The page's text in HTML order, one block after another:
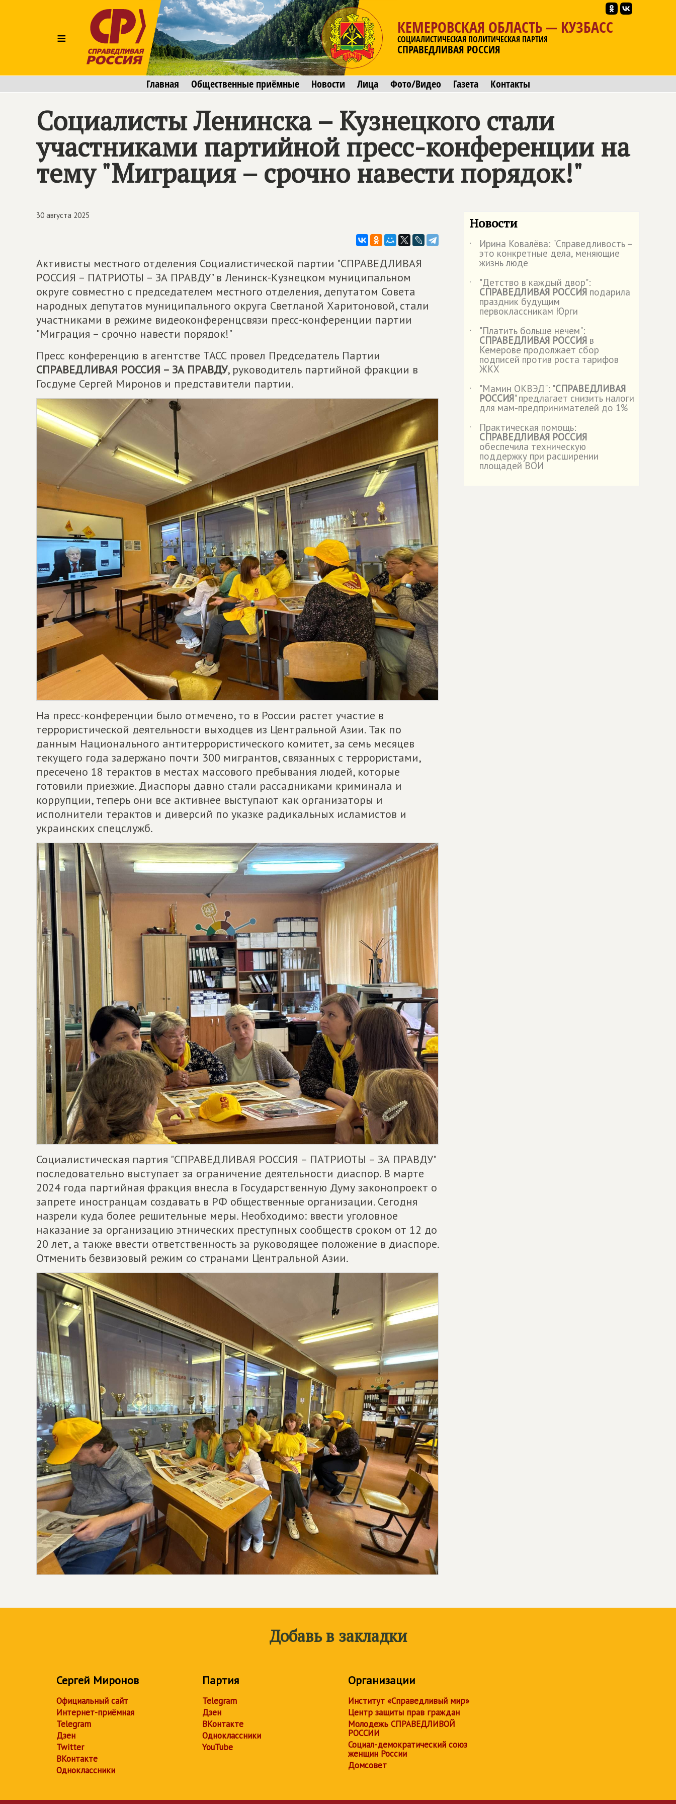
≡
КЕМЕРОВСКАЯ ОБЛАСТЬ — КУЗБАСС
СОЦИАЛИСТИЧЕСКАЯ ПОЛИТИЧЕСКАЯ ПАРТИЯ
СПРАВЕДЛИВАЯ РОССИЯ
Главная Общественные приёмные Новости Лица Фото/Видео Газета Контакты
Социалисты Ленинска – Кузнецкого стали
участниками партийной пресс-конференции на
тему "Миграция – срочно навести порядок!"
30 августа 2025
Активисты местного отделения Социалистической партии "СПРАВЕДЛИВАЯ
РОССИЯ – ПАТРИОТЫ – ЗА ПРАВДУ" в Ленинск-Кузнецком муниципальном
округе совместно с председателем местного отделения, депутатом Совета
народных депутатов муниципального округа Светланой Харитоновой, стали
участниками в режиме видеоконференцсвязи пресс-конференции партии
"Миграция – срочно навести порядок!"
Пресс конференцию в агентстве ТАСС провел Председатель Партии
СПРАВЕДЛИВАЯ РОССИЯ – ЗА ПРАВДУ, руководитель партийной фракции в
Госдуме Сергей Миронов и представители партии.
На пресс-конференции было отмечено, то в России растет участие в
террористической деятельности выходцев из Центральной Азии. Так по
данным Национального антитеррористического комитет, за семь месяцев
текущего года задержано почти 300 мигрантов, связанных с террористами,
пресечено 18 терактов в местах массового пребывания людей, которые
готовили приезжие. Диаспоры давно стали рассадниками криминала и
коррупции, теперь они все активнее выступают как организаторы и
исполнители терактов и диверсий по указке радикальных исламистов и
украинских спецслужб.
Социалистическая партия "СПРАВЕДЛИВАЯ РОССИЯ – ПАТРИОТЫ – ЗА ПРАВДУ"
последовательно выступает за ограничение деятельности диаспор. В марте
2024 года партийная фракция внесла в Государственную Думу законопроект о
запрете иностранцам создавать в РФ общественные организации. Сегодня
назрели куда более решительные меры. Необходимо: ввести уголовное
наказание за организацию этнических преступных сообществ сроком от 12 до
20 лет, а также ввести ответственность за руководящее положение в диаспоре.
Отменить безвизовый режим со странами Центральной Азии.
Новости
˙ Ирина Ковалёва: "Справедливость –
это конкретные дела, меняющие
жизнь люде
˙
"Детство в каждый двор":
СПРАВЕДЛИВАЯ РОССИЯ подарила
праздник будущим
первоклассникам Юрги
˙
"Платить больше нечем":
СПРАВЕДЛИВАЯ РОССИЯ в
Кемерове продолжает сбор
подписей против роста тарифов
ЖКХ
˙
"Мамин ОКВЭД": "СПРАВЕДЛИВАЯ
РОССИЯ" предлагает снизить налоги
для мам-предпринимателей до 1%
˙
Практическая помощь:
СПРАВЕДЛИВАЯ РОССИЯ
обеспечила техническую
поддержку при расширении
площадей ВОИ
Добавь в закладки
Сергей Миронов
Официальный сайт
Интернет-приёмная
Telegram
Дзен
Twitter
ВКонтакте
Одноклассники
Партия
Telegram
Дзен
ВКонтакте
Одноклассники
YouTube
Организации
Институт «Справедливый мир»
Центр защиты прав граждан
Молодежь СПРАВЕДЛИВОЙ
РОССИИ
Социал-демократический союз
женщин России
Домсовет